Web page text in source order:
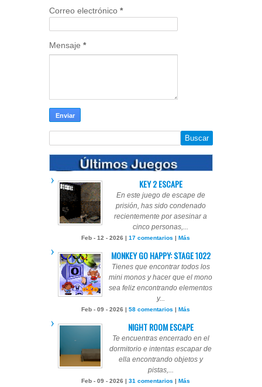
Correo electrónico *
Mensaje *
KEY 2 ESCAPE
En este juego de escape de
prisión, has sido condenado
recientemente por asesinar a
cinco personas,...
Feb - 12 - 2026 | 17 comentarios | Más
MONKEY GO HAPPY: STAGE 1022
Tienes que encontrar todos los
mini monos y hacer que el mono
sea feliz encontrando elementos
y...
Feb - 09 - 2026 | 58 comentarios | Más
NIGHT ROOM ESCAPE
Te encuentras encerrado en el
dormitorio e intentas escapar de
ella encontrando objetos y
pistas,...
Feb - 09 - 2026 | 31 comentarios | Más